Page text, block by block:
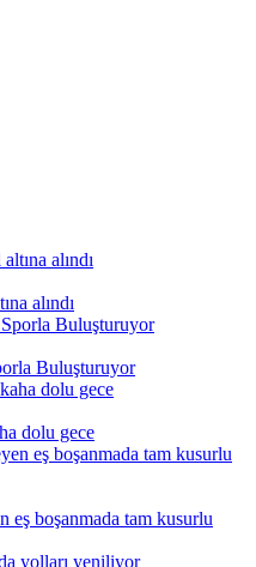
alındı
Buluşturuyor
dolu gece
eş boşanmada tam kusurlu